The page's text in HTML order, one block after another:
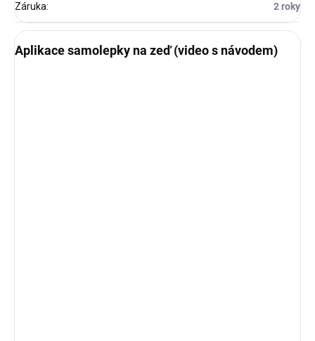
Záruka: 2 roky
Aplikace samolepky na zeď (video s návodem)